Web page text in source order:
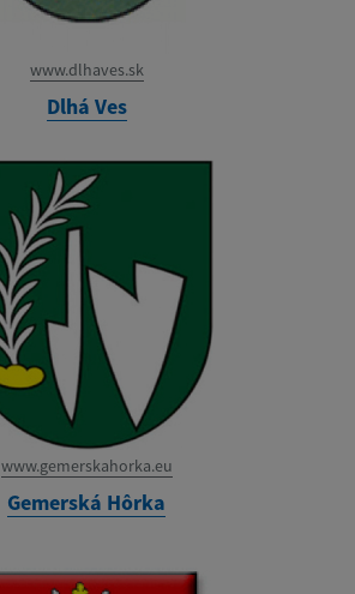
www.dlhaves.sk
Dlhá Ves
www.gemerskahorka.eu
Gemerská Hôrka